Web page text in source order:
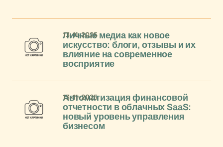
Личные медиа как новое
искусство: блоги, отзывы и их
влияние на современное
восприятие
13-11-2025
Автоматизация финансовой
отчетности в облачных SaaS:
новый уровень управления
бизнесом
13-11-2025